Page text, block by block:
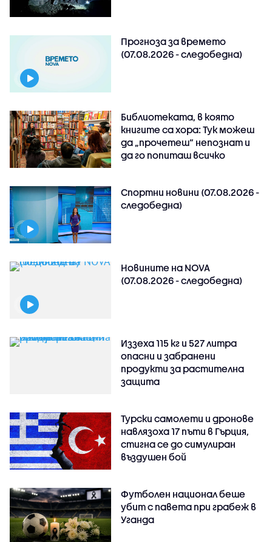
Прогноза за времето
(07.08.2026 - следобедна)
Библиотеката, в която
книгите са хора: Тук можеш
да „прочетеш“ непознат и
да го попиташ всичко
Спортни новини (07.08.2026 -
следобедна)
Новините на NOVA
(07.08.2026 - следобедна)
Иззеха 115 кг и 527 литра
опасни и забранени
продукти за растителна
защита
Турски самолети и дронове
навлязоха 17 пъти в Гърция,
стигна се до симулиран
въздушен бой
Футболен национал беше
убит с павета при грабеж в
Уганда